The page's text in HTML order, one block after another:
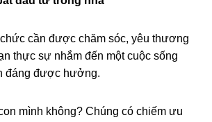
cần được chăm sóc, yêu thương
thực sự nhắm đến một cuộc sống
đáng được hưởng.
mình không? Chúng có chiếm ưu